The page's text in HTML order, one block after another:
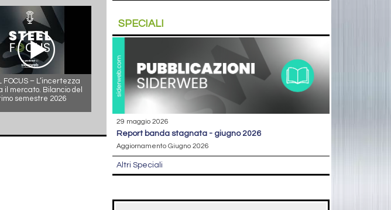
FOCUS – L’incertezza
il mercato. Bilancio del
semestre 2026
SPECIALI
29 maggio 2026
report banda stagnata - giugno 2026
Aggiornamento Giugno 2026
Altri Speciali